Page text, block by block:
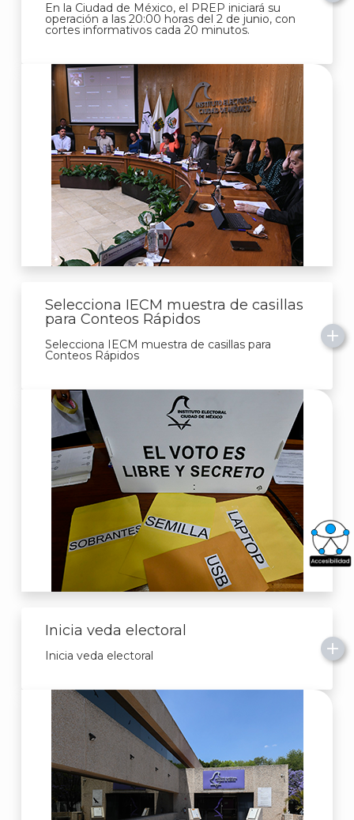
En la Ciudad de México, el PREP iniciará su
operación a las 20:00 horas del 2 de junio, con
cortes informativos cada 20 minutos.
Selecciona IECM muestra de casillas
para Conteos Rápidos
Selecciona IECM muestra de casillas para
Conteos Rápidos
Inicia veda electoral
Inicia veda electoral